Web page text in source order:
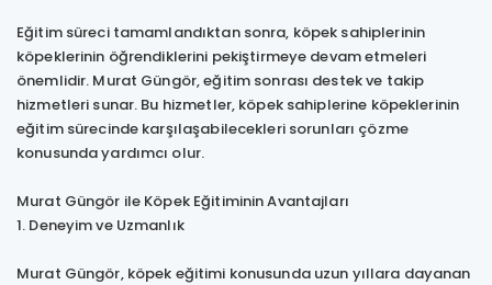
Eğitim süreci tamamlandıktan sonra, köpek sahiplerinin
köpeklerinin öğrendiklerini pekiştirmeye devam etmeleri
önemlidir. Murat Güngör, eğitim sonrası destek ve takip
hizmetleri sunar. Bu hizmetler, köpek sahiplerine köpeklerinin
eğitim sürecinde karşılaşabilecekleri sorunları çözme
konusunda yardımcı olur.
Murat Güngör ile Köpek Eğitiminin Avantajları
1. Deneyim ve Uzmanlık
Murat Güngör, köpek eğitimi konusunda uzun yıllara dayanan